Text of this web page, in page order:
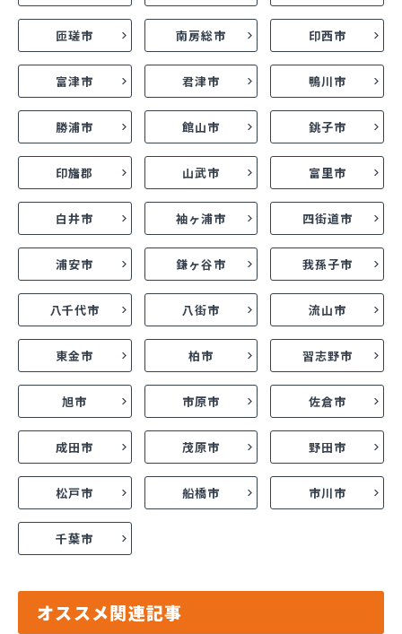
匝瑳市 南房総市 印西市
富津市 君津市 鴨川市
勝浦市 館山市 銚子市
印旛郡 山武市 富里市
白井市 袖ヶ浦市 四街道市
浦安市 鎌ヶ谷市 我孫子市
八千代市 八街市 流山市
東金市 柏市 習志野市
旭市 市原市 佐倉市
成田市 茂原市 野田市
松戸市 船橋市 市川市
千葉市
オススメ関連記事